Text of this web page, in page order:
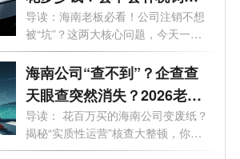
款？海南最新注销避坑指
南！
导读：海南老板必看！公司注销不想
被“坑”？这两大核心问题，今天一次
说...
海南公司“查不到”？企查查
天眼查突然消失？2026老板
必看的工商屏蔽避坑与解除
指南！
导读： 花百万买的海南公司变废纸？
揭秘“实质性运营”核查大整顿，你
的...